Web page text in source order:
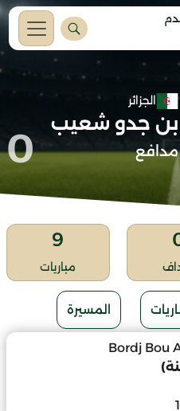
الجزائر
بن جدو شعيب
مدافع 0
9
مباريات
المسيرة
Bordj Bou